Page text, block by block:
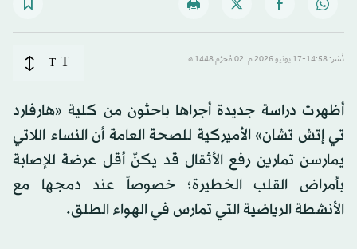
نُشر: 14:58-17 يونيو 2026 م ـ 02 مُحرَّم 1448 هـ T
T
أظهرت دراسة جديدة أجراها باحثون من كلية «هارفارد
تي إتش تشان» الأميركية للصحة العامة أن النساء اللاتي
يمارسن تمارين رفع الأثقال قد يكنّ أقل عرضة للإصابة
بأمراض القلب الخطيرة؛ خصوصاً عند دمجها مع
الأنشطة الرياضية التي تمارس في الهواء الطلق.